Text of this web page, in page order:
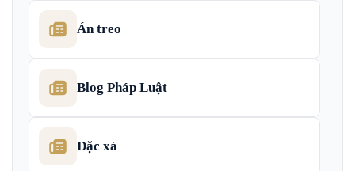
Án treo
Blog Pháp Luật
Đặc xá